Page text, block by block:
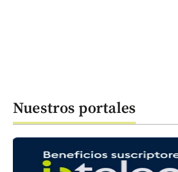
Nuestros portales